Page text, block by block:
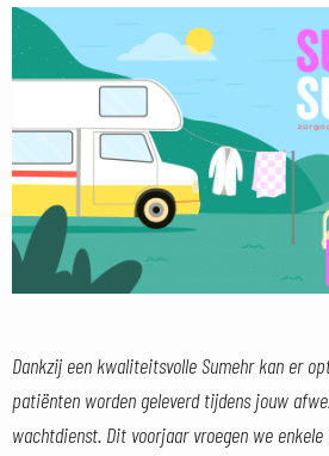
Dankzij een kwaliteitsvolle Sumehr kan er
patiënten worden geleverd tijdens jouw
wachtdienst. Dit voorjaar vroegen we